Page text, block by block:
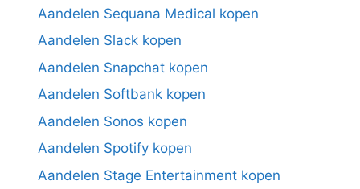
Aandelen Sequana Medical kopen
Aandelen Slack kopen
Aandelen Snapchat kopen
Aandelen Softbank kopen
Aandelen Sonos kopen
Aandelen Spotify kopen
Aandelen Stage Entertainment kopen